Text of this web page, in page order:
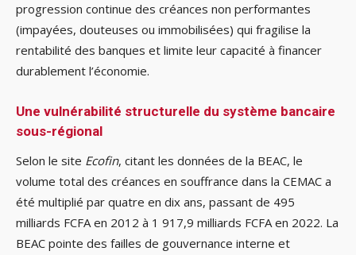
progression continue des créances non performantes
(impayées, douteuses ou immobilisées) qui fragilise la
rentabilité des banques et limite leur capacité à financer
durablement l’économie.
Une vulnérabilité structurelle du système bancaire
sous-régional
Selon le site Ecofin, citant les données de la BEAC, le
volume total des créances en souffrance dans la CEMAC a
été multiplié par quatre en dix ans, passant de 495
milliards FCFA en 2012 à 1 917,9 milliards FCFA en 2022. La
BEAC pointe des failles de gouvernance interne et